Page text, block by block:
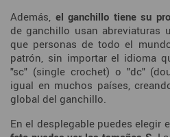
Además, el ganchillo tiene su
de ganchillo usan abreviaturas
que personas de todo el
patrón, sin importar el idioma
"sc" (single crochet) o "dc"
igual en muchos países,
global del ganchillo.
En el desplegable puedes elegir